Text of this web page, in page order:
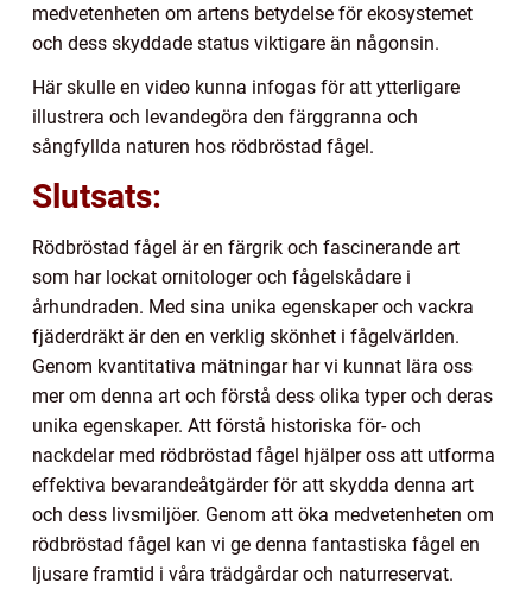
medvetenheten om artens betydelse för ekosystemet
och dess skyddade status viktigare än någonsin.
Här skulle en video kunna infogas för att ytterligare
illustrera och levandegöra den färggranna och
sångfyllda naturen hos rödbröstad fågel.
Slutsats:
Rödbröstad fågel är en färgrik och fascinerande art
som har lockat ornitologer och fågelskådare i
århundraden. Med sina unika egenskaper och vackra
fjäderdräkt är den en verklig skönhet i fågelvärlden.
Genom kvantitativa mätningar har vi kunnat lära oss
mer om denna art och förstå dess olika typer och deras
unika egenskaper. Att förstå historiska för- och
nackdelar med rödbröstad fågel hjälper oss att utforma
effektiva bevarandeåtgärder för att skydda denna art
och dess livsmiljöer. Genom att öka medvetenheten om
rödbröstad fågel kan vi ge denna fantastiska fågel en
ljusare framtid i våra trädgårdar och naturreservat.